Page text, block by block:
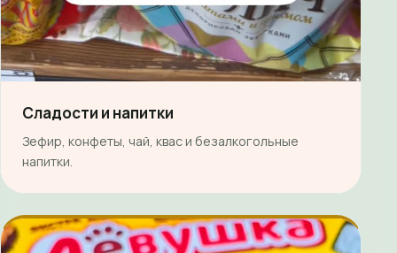
Сладости и напитки
Зефир, конфеты, чай, квас и безалкогольные
напитки.